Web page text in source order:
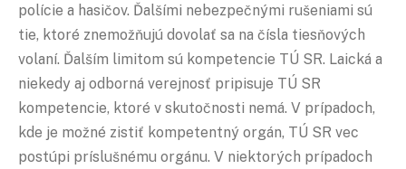
polície a hasičov. Ďalšími nebezpečnými rušeniami sú
tie, ktoré znemožňujú dovolať sa na čísla tiesňových
volaní. Ďalším limitom sú kompetencie TÚ SR. Laická a
niekedy aj odborná verejnosť pripisuje TÚ SR
kompetencie, ktoré v skutočnosti nemá. V prípadoch,
kde je možné zistiť kompetentný orgán, TÚ SR vec
postúpi príslušnému orgánu. V niektorých prípadoch